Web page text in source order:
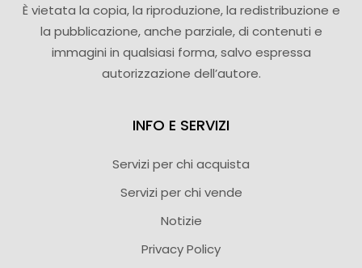
È vietata la copia, la riproduzione, la redistribuzione e
la pubblicazione, anche parziale, di contenuti e
immagini in qualsiasi forma, salvo espressa
autorizzazione dell’autore.
INFO E SERVIZI
Servizi per chi acquista
Servizi per chi vende
Notizie
Privacy Policy